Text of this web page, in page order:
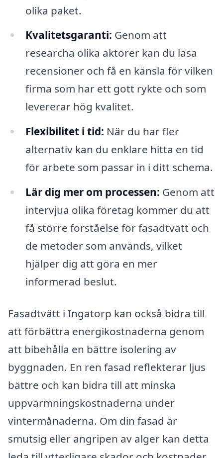
olika paket.
Kvalitetsgaranti: Genom att
researcha olika aktörer kan du läsa
recensioner och få en känsla för vilken
firma som har ett gott rykte och som
levererar hög kvalitet.
Flexibilitet i tid: När du har fler
alternativ kan du enklare hitta en tid
för arbete som passar in i ditt schema.
Lär dig mer om processen: Genom att
intervjua olika företag kommer du att
få större förståelse för fasadtvätt och
de metoder som används, vilket
hjälper dig att göra en mer
informerad beslut.
Fasadtvätt i Ingatorp kan också bidra till
att förbättra energikostnaderna genom
att bibehålla en bättre isolering av
byggnaden. En ren fasad reflekterar ljus
bättre och kan bidra till att minska
uppvärmningskostnaderna under
vintermånaderna. Om din fasad är
smutsig eller angripen av alger kan detta